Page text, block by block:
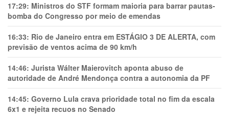
17:29: Ministros do STF formam maioria para barrar pautas-
bomba do Congresso por meio de emendas
16:33: Rio de Janeiro entra em ESTÁGIO 3 DE ALERTA, com
previsão de ventos acima de 90 km/h
14:46: Jurista Wálter Maierovitch aponta abuso de
autoridade de André Mendonça contra a autonomia da PF
14:45: Governo Lula crava prioridade total no fim da escala
6x1 e rejeita recuos no Senado